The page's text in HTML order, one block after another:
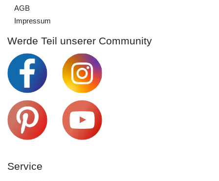
AGB
Impressum
Werde Teil unserer Community
Service